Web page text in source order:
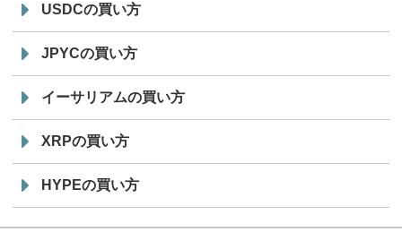
USDCの買い方
JPYCの買い方
イーサリアムの買い方
XRPの買い方
HYPEの買い方